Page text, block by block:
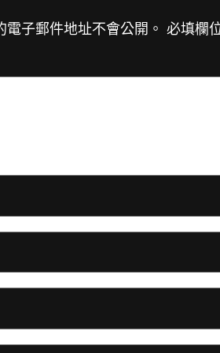
子郵件地址不會公開。 必填欄